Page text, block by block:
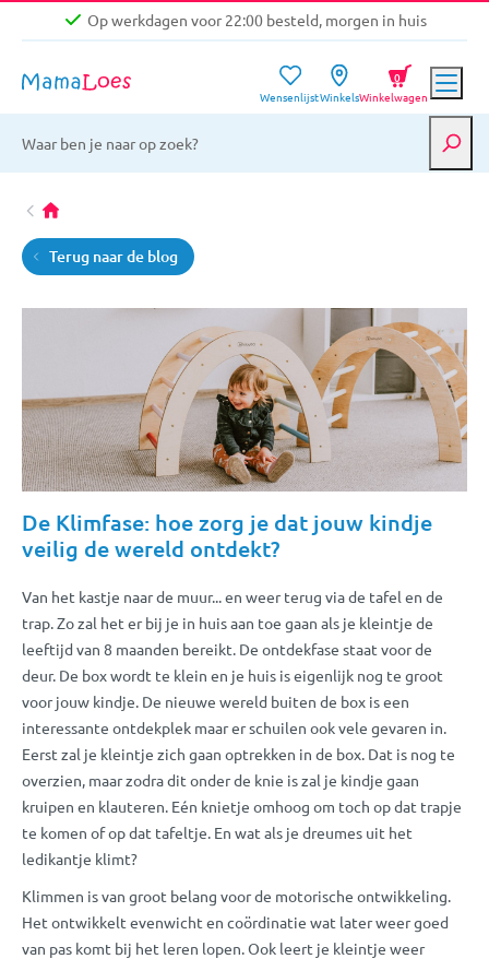
Op werkdagen voor 22:00 besteld, morgen in huis
Gratis verzending vanaf €39,-
Op werkdagen voor 22:00 besteld, morgen in huis
WensenlijstWinkelsWinkelwagen
0
Terug naar de blog
De Klimfase: hoe zorg je dat jouw kindje
veilig de wereld ontdekt?
Van het kastje naar de muur... en weer terug via de tafel en de
trap. Zo zal het er bij je in huis aan toe gaan als je kleintje de
leeftijd van 8 maanden bereikt. De ontdekfase staat voor de
deur. De box wordt te klein en je huis is eigenlijk nog te groot
voor jouw kindje. De nieuwe wereld buiten de box is een
interessante ontdekplek maar er schuilen ook vele gevaren in.
Eerst zal je kleintje zich gaan optrekken in de box. Dat is nog te
overzien, maar zodra dit onder de knie is zal je kindje gaan
kruipen en klauteren. Eén knietje omhoog om toch op dat trapje
te komen of op dat tafeltje. En wat als je dreumes uit het
ledikantje klimt?
Klimmen is van groot belang voor de motorische ontwikkeling.
Het ontwikkelt evenwicht en coördinatie wat later weer goed
van pas komt bij het leren lopen. Ook leert je kleintje weer